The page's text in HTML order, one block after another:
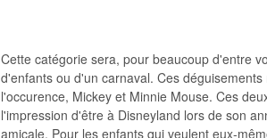
Cette catégorie sera, pour beaucoup d'entre
d'enfants ou d'un carnaval. Ces
l'occurence, Mickey et Minnie Mouse. Ces
l'impression d'être à Disneyland lors de son
amicale. Pour les enfants qui veulent eux-